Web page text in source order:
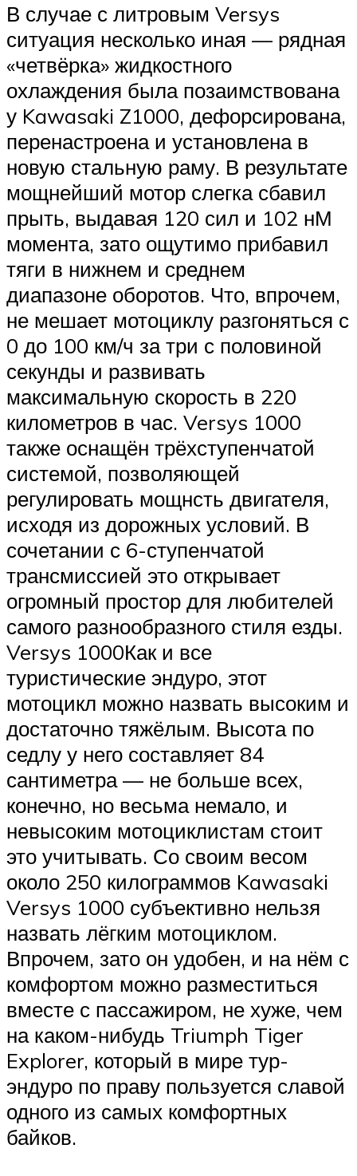
В случае с литровым Versys
ситуация несколько иная — рядная
«четвёрка» жидкостного
охлаждения была позаимствована
у Kawasaki Z1000, дефорсирована,
перенастроена и установлена в
новую стальную раму. В результате
мощнейший мотор слегка сбавил
прыть, выдавая 120 сил и 102 нМ
момента, зато ощутимо прибавил
тяги в нижнем и среднем
диапазоне оборотов. Что, впрочем,
не мешает мотоциклу разгоняться с
0 до 100 км/ч за три с половиной
секунды и развивать
максимальную скорость в 220
километров в час. Versys 1000
также оснащён трёхступенчатой
системой, позволяющей
регулировать мощнсть двигателя,
исходя из дорожных условий. В
сочетании с 6-ступенчатой
трансмиссией это открывает
огромный простор для любителей
самого разнообразного стиля езды.
Versys 1000Как и все
туристические эндуро, этот
мотоцикл можно назвать высоким и
достаточно тяжёлым. Высота по
седлу у него составляет 84
сантиметра — не больше всех,
конечно, но весьма немало, и
невысоким мотоциклистам стоит
это учитывать. Со своим весом
около 250 килограммов Kawasaki
Versys 1000 субъективно нельзя
назвать лёгким мотоциклом.
Впрочем, зато он удобен, и на нём с
комфортом можно разместиться
вместе с пассажиром, не хуже, чем
на каком-нибудь Triumph Tiger
Explorer, который в мире тур-
эндуро по праву пользуется славой
одного из самых комфортных
байков.